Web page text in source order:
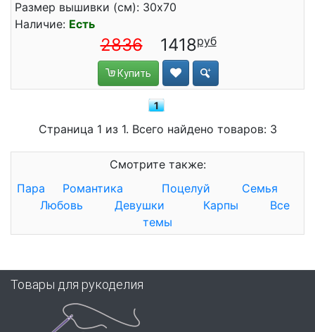
Размер вышивки (см): 30x70
Наличие: Есть
2836 1418
Купить
1
Страница 1 из 1. Всего найдено товаров: 3
Смотрите также:
Пара
Романтика Поцелуй
Семья
Любовь
Девушки Карпы
Все
темы
Товары для рукоделия